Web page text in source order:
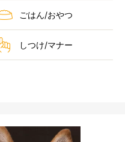
ごはん/おやつ
しつけ/マナー